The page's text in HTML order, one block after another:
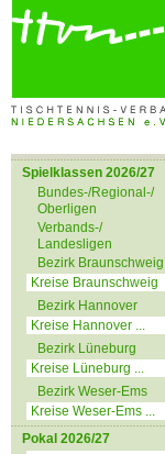
Spielklassen 2026/27
Bundes-/Regional-/
Oberligen
Verbands-/
Landesligen
Bezirk Braunschweig
Bezirk Hannover
Bezirk Lüneburg
Bezirk Weser-Ems
Pokal 2026/27